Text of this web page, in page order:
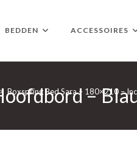
BEDDEN ACCESSOIRES
–
> Boxspring Bed Sara – 180×210 –